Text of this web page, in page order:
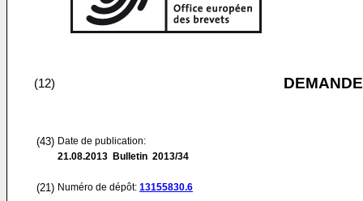
(12)
(43) Date de publication:
21.08.2013 Bulletin 2013/34
(21) Numéro de dépôt: 13155830.6